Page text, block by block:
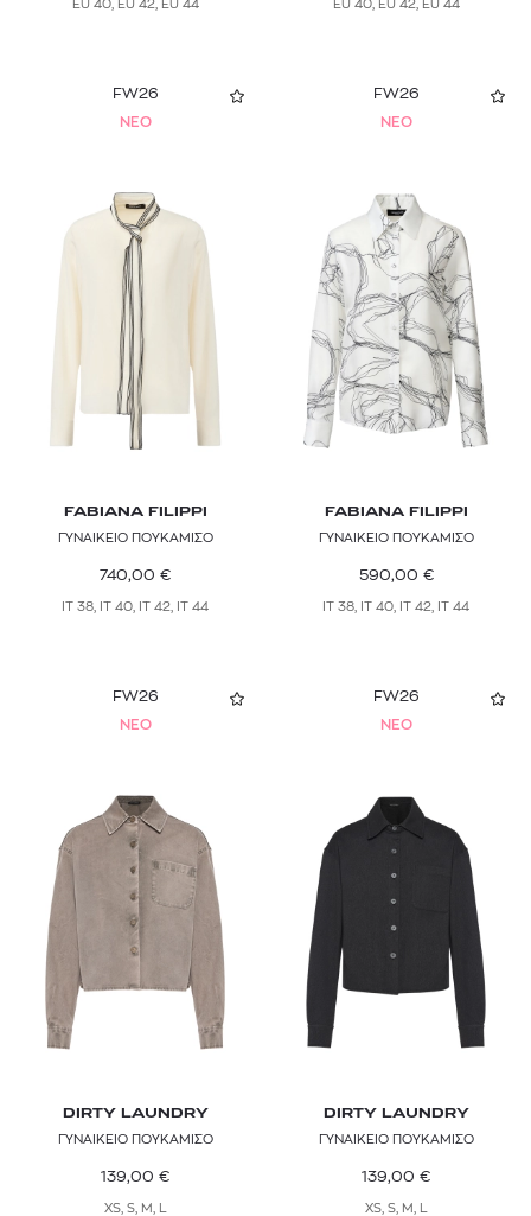
EU 40, EU 42, EU 44 EU 40, EU 42, EU 44
FW26
NEO
FABIANA FILIPPI
ΓΥΝΑΙΚΕΙΟ ΠΟΥΚΑΜΙΣΟ
740,00 €
IT 38, IT 40, IT 42, IT 44
FW26
NEO
FABIANA FILIPPI
ΓΥΝΑΙΚΕΙΟ ΠΟΥΚΑΜΙΣΟ
590,00 €
IT 38, IT 40, IT 42, IT 44
FW26
NEO
DIRTY LAUNDRY
ΓΥΝΑΙΚΕΙΟ ΠΟΥΚΑΜΙΣΟ
139,00 €
XS, S, M, L
FW26
NEO
DIRTY LAUNDRY
ΓΥΝΑΙΚΕΙΟ ΠΟΥΚΑΜΙΣΟ
139,00 €
XS, S, M, L